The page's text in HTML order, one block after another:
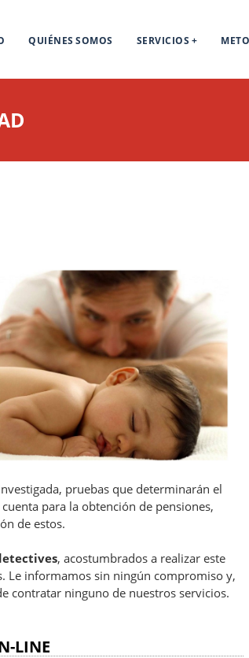
QUIÉNES SOMOS SERVICIOS
pruebas que determinarán el
para la obtención de pensiones,
de estos.
, acostumbrados a realizar este
Le informamos sin ningún compromiso y,
contratar ninguno de nuestros servicios.
LINE